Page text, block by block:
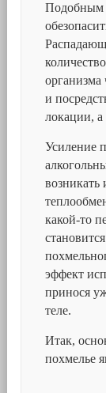
Подобным
организма
и
локации,
Усиление
возникать
какой-то
эффект
принося
теле.
Итак,
похмелье